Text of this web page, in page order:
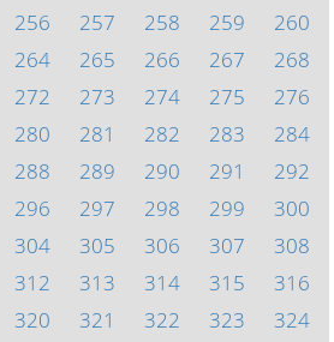
256 257 258 259
260
264 265 266 267
268
272 273 274 275
276
280 281 282 283
284
288 289 290 291
292
296 297 298 299
300
304 305 306 307
308
312 313 314 315
316
320 321 322 323
324